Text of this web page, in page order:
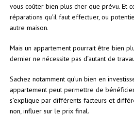
vous coûter bien plus cher que prévu. Et
réparations qu’il faut effectuer, ou
autre maison.
Mais un appartement pourrait être bien
dernier ne nécessite pas d’autant de
Sachez notamment qu’un bien en
appartement peut permettre de
s’explique par différents facteurs et
non, influer sur le prix final.